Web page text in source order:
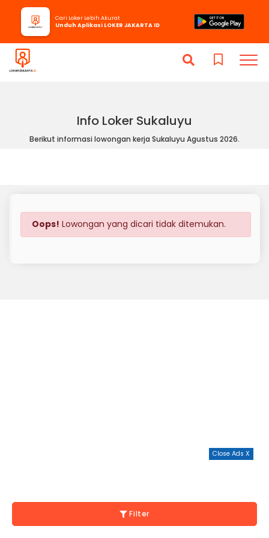
Info Loker Sukaluyu
Berikut informasi lowongan kerja Sukaluyu Agustus 2026.
Cari Loker Lebih Akurat
Unduh Aplikasi LOKER JAKARTA ID
Oops! Lowongan yang dicari tidak ditemukan.
Close Ads X
Filter